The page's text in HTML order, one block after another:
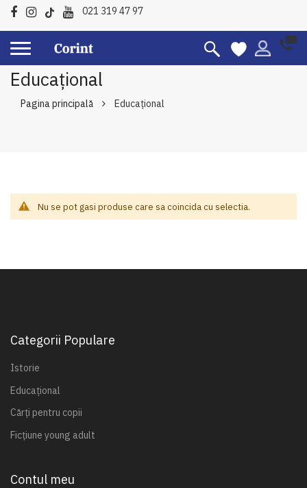
021 319 47 97
Educațional
Pagina principală Educațional
Nu se pot gasi produse care sa coincida cu selectia.
Categorii Populare
Istorie
Educațional
Cărți pentru copii
Ficțiune young adult
Contul meu